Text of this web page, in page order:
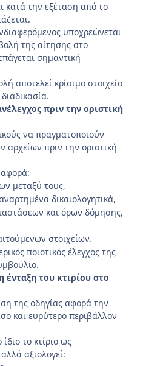
κατά την εξέταση από το
υποχρεώνεται
της αίτησης στο
σημαντική
αποτελεί κρίσιμο στοιχείο
πριν την οριστική
να πραγματοποιούν
αρχείων πριν την οριστική
αφορά:
μεταξύ τους,
δικαιολογητικά,
και όρων δόμησης,
στοιχείων.
ποιοτικός έλεγχος της
ένταξη του κτιρίου στο
της οδηγίας αφορά την
και ευρύτερο περιβάλλον
το κτίριο ως
αξιολογεί: